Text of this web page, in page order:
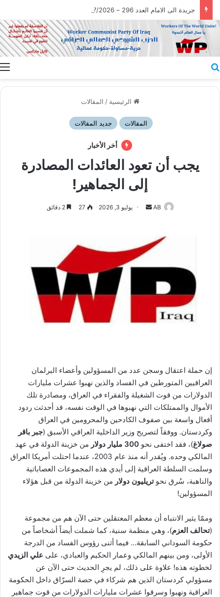
جريدة الى الامام العدد 296 – 28/07/2026
الرئيسية / المقالات
المقالات جديد المقالات
أخر الأخبار
يجب أن تعود العائدات المصادرة
إلى الجماهير!
AB
أرسليوليو 3, 2026 27 2 دقائق
إن حملة اعتقال وسجن عدد من المسؤولين وأعضاء البرلمان
العراقيين المتورطين في الفساد والذين نهبوا عشرات مليارات
الدولارات من قوت الشغيلة والفقراء في العراق، ومصادرة تلك
الأموال والممتلكات التي نهبوها في الوقت نفسه، قد أحدثت ردود
أفعال واسعة بين صفوف الكادحين والمحرومين في العراق
وكردستان. ووفقاً لتصريح وزير الداخلية العراقي الأسبق (جبر باقر
صولاغ)، فقد اختفى نحو 300 مليار دولار
من خزينة الدولة في عهد
المالكي وحده. ويُقدر أنه منذ عام 2003، عندما احتلت أمريكا العراق
وسلمت السلطة العراقية إلى أيدي هذه المجموعات العصاباتية
والناهبة، سُرق نحوتريليون دولار من خزينة الدولة من قبل هؤلاء
المسؤولين!
وممّا يثير الانتباه أن معظم المعتقلين حتى الآن هم من مجموعة
(تحالف العزم)، وهي منظمة سنية، كما شملت أيضاً أشخاصاً من
حكومة السوداني السابقة… فيما أثنى رؤوس الفساد من الدرجة
الأولى، ومن بينهم المالكي وعمار الحكيم والعبادي، على علي الزيدي
لخطوته هذه! علاوة على ذلك، لم يجرِ الحديث حتى الآن عن
مسؤولي كردستان الذين هم شركاء في حصة السرّاق داخل الحكومة
العراقية ونهبوا وسرقوا عشرات مليارات الدولارات من قوت جماهير